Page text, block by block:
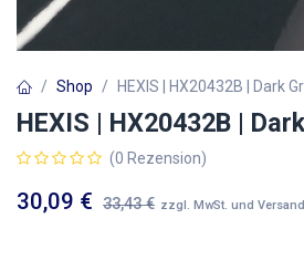
Shop HEXIS | HX20432B | Dark
HEXIS | HX20432B |
(0 Rezension)
30,09 € 33,43€ zzgl. MwSt. und Versand